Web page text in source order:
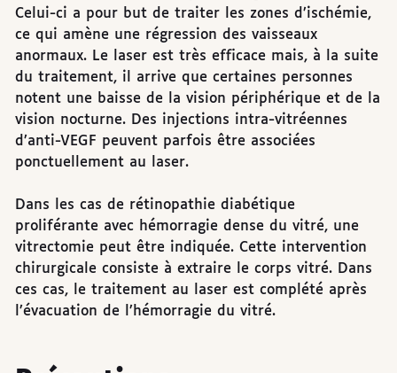
Celui-ci a pour but de traiter les zones d’ischémie,
ce qui amène une régression des vaisseaux
anormaux. Le laser est très efficace mais, à la suite
du traitement, il arrive que certaines personnes
notent une baisse de la vision périphérique et de la
vision nocturne. Des injections intra-vitréennes
d’anti-VEGF peuvent parfois être associées
ponctuellement au laser.
Dans les cas de rétinopathie diabétique
proliférante avec hémorragie dense du vitré, une
vitrectomie peut être indiquée. Cette intervention
chirurgicale consiste à extraire le corps vitré. Dans
ces cas, le traitement au laser est complété après
l’évacuation de l’hémorragie du vitré.